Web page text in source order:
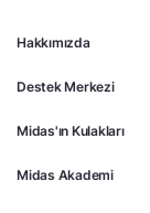
Hakkımızda
Destek Merkezi
Midas'ın Kulakları
Midas Akademi